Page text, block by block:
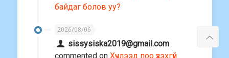
байдаг болов уу?
2026/08/06
sissysiska2019@gmail.com
commented on Хүчлээд поо үзэхгүй